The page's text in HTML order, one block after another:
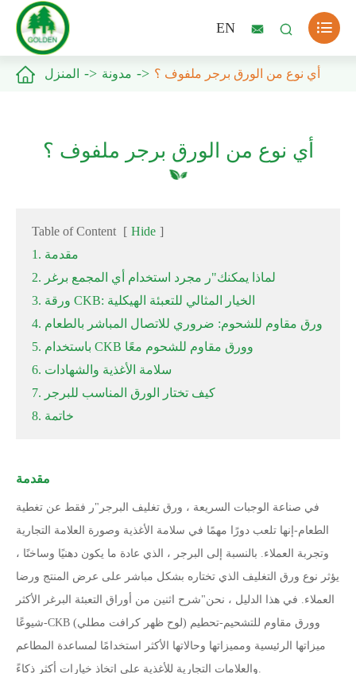
EN   
 المنزل مدونة أي نوع من الورق برجر ملفوف ؟
أي نوع من الورق برجر ملفوف ؟
Table of Content [ Hide ]
1. مقدمة
2. لماذا يمكنك"ر مجرد استخدام أي المجمع برغر
3. ورقة CKB: الخيار المثالي للتعبئة الهيكلية
4. ورق مقاوم للشحوم: ضروري للاتصال المباشر بالطعام
5. باستخدام CKB وورق مقاوم للشحوم معًا
6. سلامة الأغذية والشهادات
7. كيف تختار الورق المناسب للبرجر
8. خاتمة
مقدمة
في صناعة الوجبات السريعة ، ورق تغليف البرجر "ر فقط عن تغطية
الطعام- إنها تلعب دورًا مهمًا في سلامة الأغذية وصورة العلامة التجارية
وتجربة العملاء. بالنسبة إلى البرجر ، الذي عادة ما يكون دهنيًا وساخنًا ،
يؤثر نوع ورق التغليف الذي تختاره بشكل مباشر على عرض المنتج ورضا
العملاء. في هذا الدليل ، نحن"شرح اثنين من أوراق التعبئة البرغر الأكثر
شيوعًا- CKB (لوح ظهر كرافت مطلي) وورق مقاوم للتشحيم-تحطيم
ميزاتها الرئيسية ومميزاتها وحالاتها الأكثر استخدامًا لمساعدة المطاعم
والعلامات التجارية للأغذية على اتخاذ خيارات أكثر ذكاءً.